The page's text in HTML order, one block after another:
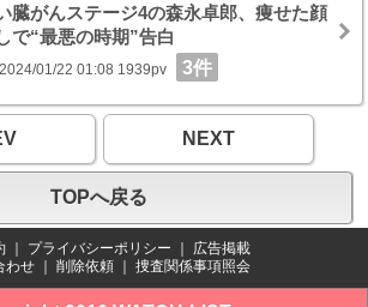
臓がんステージ4の森永卓郎、痩せた顔
で“最悪の時期”告白
2024/01/22 01:08 1939pv 3件
NEXT
TOPへ戻る
プライバシーポリシー
広告掲載
わせ
削除依頼 捜査関係事項照会